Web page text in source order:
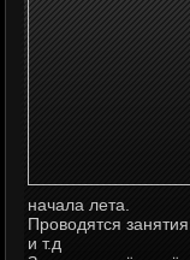
начала лета.
Проводятся
и т.д